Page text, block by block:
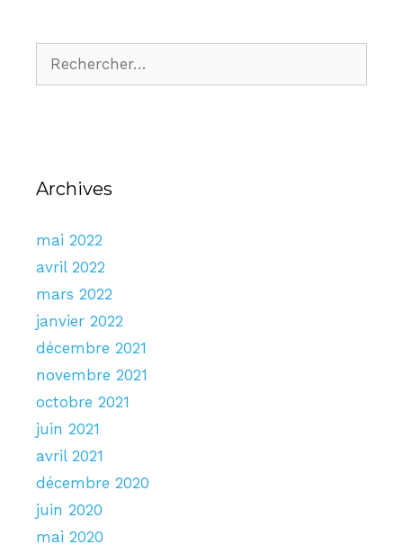
Archives
mai 2022
avril 2022
mars 2022
janvier 2022
décembre 2021
novembre 2021
octobre 2021
juin 2021
avril 2021
décembre 2020
juin 2020
mai 2020